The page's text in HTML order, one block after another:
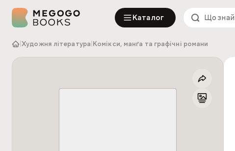
Каталог
|Художня література Комікси, манґа та графічні романи